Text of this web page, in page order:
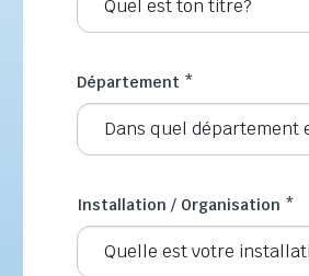
Département *
Installation / Organisation *